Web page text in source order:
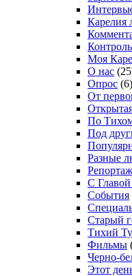
Карелия
Моя
О нас
Опрос (6)
От
По
Под
Разные
Репортаж
С
События
Старый
Тихий
Фильмы
Черно-
Этот